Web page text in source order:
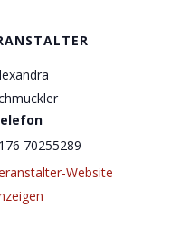
70255289
Website